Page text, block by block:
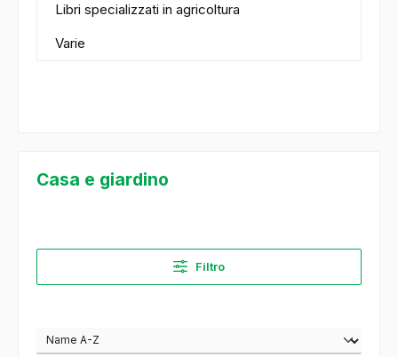
Libri specializzati in agricoltura
Varie
Casa e giardino
Filtro